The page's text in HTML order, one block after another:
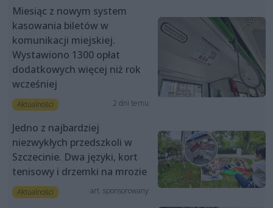
Miesiąc z nowym system
kasowania biletów w
komunikacji miejskiej.
Wystawiono 1300 opłat
dodatkowych więcej niż rok
wcześniej
Aktualności 2 dni temu
Jedno z najbardziej
niezwykłych przedszkoli w
Szczecinie. Dwa języki, kort
tenisowy i drzemki na mrozie
Aktualności art. sponsorowany